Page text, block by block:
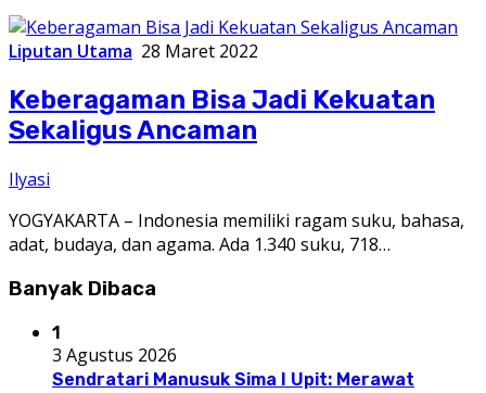
Liputan Utama 28 Maret 2022
Keberagaman Bisa Jadi Kekuatan
Sekaligus Ancaman
Ilyasi
YOGYAKARTA – Indonesia memiliki ragam suku, bahasa,
adat, budaya, dan agama. Ada 1.340 suku, 718…
Banyak Dibaca
1
3 Agustus 2026
Sendratari Manusuk Sima I Upit: Merawat